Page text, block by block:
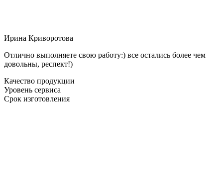
Ирина Криворотова
Отлично выполняете свою работу:) все остались более чем
довольны, респект!)
Качество продукции
Уровень сервиса
Срок изготовления